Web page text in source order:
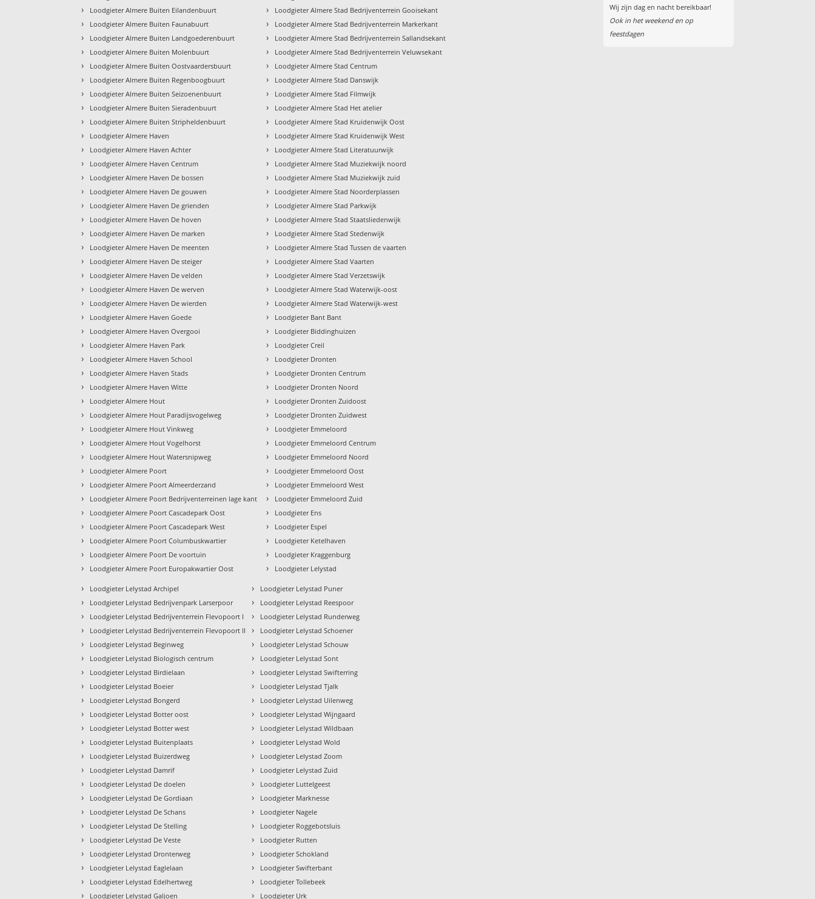
› Loodgieter Almere Buiten Eilandenbuurt
› Loodgieter Almere Buiten Faunabuurt
› Loodgieter Almere Buiten Landgoederenbuurt
› Loodgieter Almere Buiten Molenbuurt
› Loodgieter Almere Buiten Oostvaardersbuurt
› Loodgieter Almere Buiten Regenboogbuurt
› Loodgieter Almere Buiten Seizoenenbuurt
› Loodgieter Almere Buiten Sieradenbuurt
› Loodgieter Almere Buiten Stripheldenbuurt
› Loodgieter Almere Haven
› Loodgieter Almere Haven Achter
› Loodgieter Almere Haven Centrum
› Loodgieter Almere Haven De bossen
› Loodgieter Almere Haven De gouwen
› Loodgieter Almere Haven De grienden
› Loodgieter Almere Haven De hoven
› Loodgieter Almere Haven De marken
› Loodgieter Almere Haven De meenten
› Loodgieter Almere Haven De steiger
› Loodgieter Almere Haven De velden
› Loodgieter Almere Haven De werven
› Loodgieter Almere Haven De wierden
› Loodgieter Almere Haven Goede
› Loodgieter Almere Haven Overgooi
› Loodgieter Almere Haven Park
› Loodgieter Almere Haven School
› Loodgieter Almere Haven Stads
› Loodgieter Almere Haven Witte
› Loodgieter Almere Hout
› Loodgieter Almere Hout Paradijsvogelweg
› Loodgieter Almere Hout Vinkweg
› Loodgieter Almere Hout Vogelhorst
› Loodgieter Almere Hout Watersnipweg
› Loodgieter Almere Poort
› Loodgieter Almere Poort Almeerderzand
› Loodgieter Almere Poort Bedrijventerreinen lage kant
› Loodgieter Almere Poort Cascadepark Oost
› Loodgieter Almere Poort Cascadepark West
› Loodgieter Almere Poort Columbuskwartier
› Loodgieter Almere Poort De voortuin
› Loodgieter Almere Poort Europakwartier Oost
› Loodgieter Almere Stad Bedrijventerrein Gooisekant
› Loodgieter Almere Stad Bedrijventerrein Markerkant
› Loodgieter Almere Stad Bedrijventerrein Sallandsekant
› Loodgieter Almere Stad Bedrijventerrein Veluwsekant
› Loodgieter Almere Stad Centrum
› Loodgieter Almere Stad Danswijk
› Loodgieter Almere Stad Filmwijk
› Loodgieter Almere Stad Het atelier
› Loodgieter Almere Stad Kruidenwijk Oost
› Loodgieter Almere Stad Kruidenwijk West
› Loodgieter Almere Stad Literatuurwijk
› Loodgieter Almere Stad Muziekwijk noord
› Loodgieter Almere Stad Muziekwijk zuid
› Loodgieter Almere Stad Noorderplassen
› Loodgieter Almere Stad Parkwijk
› Loodgieter Almere Stad Staatsliedenwijk
› Loodgieter Almere Stad Stedenwijk
› Loodgieter Almere Stad Tussen de vaarten
› Loodgieter Almere Stad Vaarten
› Loodgieter Almere Stad Verzetswijk
› Loodgieter Almere Stad Waterwijk-oost
› Loodgieter Almere Stad Waterwijk-west
› Loodgieter Bant Bant
› Loodgieter Biddinghuizen
› Loodgieter Creil
› Loodgieter Dronten
› Loodgieter Dronten Centrum
› Loodgieter Dronten Noord
› Loodgieter Dronten Zuidoost
› Loodgieter Dronten Zuidwest
› Loodgieter Emmeloord
› Loodgieter Emmeloord Centrum
› Loodgieter Emmeloord Noord
› Loodgieter Emmeloord Oost
› Loodgieter Emmeloord West
› Loodgieter Emmeloord Zuid
› Loodgieter Ens
› Loodgieter Espel
› Loodgieter Ketelhaven
› Loodgieter Kraggenburg
› Loodgieter Lelystad
› Loodgieter Lelystad Archipel
› Loodgieter Lelystad Bedrijvenpark Larserpoor
› Loodgieter Lelystad Bedrijventerrein Flevopoort I
› Loodgieter Lelystad Bedrijventerrein Flevopoort II
› Loodgieter Lelystad Beginweg
› Loodgieter Lelystad Biologisch centrum
› Loodgieter Lelystad Birdielaan
› Loodgieter Lelystad Boeier
› Loodgieter Lelystad Bongerd
› Loodgieter Lelystad Botter oost
› Loodgieter Lelystad Botter west
› Loodgieter Lelystad Buitenplaats
› Loodgieter Lelystad Buizerdweg
› Loodgieter Lelystad Damrif
› Loodgieter Lelystad De doelen
› Loodgieter Lelystad De Gordiaan
› Loodgieter Lelystad De Schans
› Loodgieter Lelystad De Stelling
› Loodgieter Lelystad De Veste
› Loodgieter Lelystad Dronterweg
› Loodgieter Lelystad Eaglelaan
› Loodgieter Lelystad Edelhertweg
› Loodgieter Lelystad Galjoen
› Loodgieter Lelystad Puner
› Loodgieter Lelystad Reespoor
› Loodgieter Lelystad Runderweg
› Loodgieter Lelystad Schoener
› Loodgieter Lelystad Schouw
› Loodgieter Lelystad Sont
› Loodgieter Lelystad Swifterring
› Loodgieter Lelystad Tjalk
› Loodgieter Lelystad Uilenweg
› Loodgieter Lelystad Wijngaard
› Loodgieter Lelystad Wildbaan
› Loodgieter Lelystad Wold
› Loodgieter Lelystad Zoom
› Loodgieter Lelystad Zuid
› Loodgieter Luttelgeest
› Loodgieter Marknesse
› Loodgieter Nagele
› Loodgieter Roggebotsluis
› Loodgieter Rutten
› Loodgieter Schokland
› Loodgieter Swifterbant
› Loodgieter Tollebeek
› Loodgieter Urk
Wij zijn dag en nacht bereikbaar!
Ook in het weekend en op
feestdagen